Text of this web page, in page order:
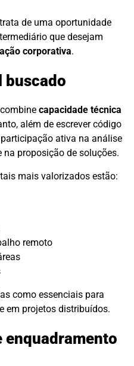
de uma oportunidade
que desejam
corporativa.
capacidade técnica
além de escrever código
ativa na análise
na proposição de soluções.
mais valorizados estão:
remoto
como essenciais para
em projetos distribuídos.
enquadramento